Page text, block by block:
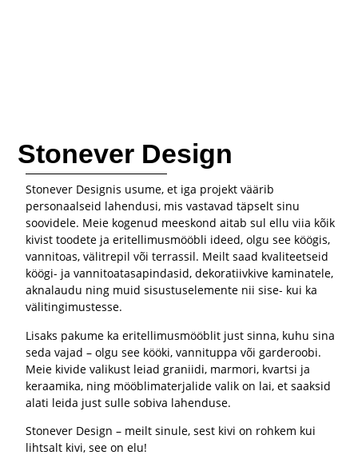
Stonever Design
Stonever Designis usume, et iga projekt väärib
personaalseid lahendusi, mis vastavad täpselt sinu
soovidele. Meie kogenud meeskond aitab sul ellu viia kõik
kivist toodete ja eritellimusmööbli ideed, olgu see köögis,
vannitoas, välitrepil või terrassil. Meilt saad kvaliteetseid
köögi- ja vannitoatasapindasid, dekoratiivkive kaminatele,
aknalaudu ning muid sisustuselemente nii sise- kui ka
välitingimustesse.
Lisaks pakume ka eritellimusmööblit just sinna, kuhu sina
seda vajad – olgu see kööki, vannituppa või garderoobi.
Meie kivide valikust leiad graniidi, marmori, kvartsi ja
keraamika, ning mööblimaterjalide valik on lai, et saaksid
alati leida just sulle sobiva lahenduse.
Stonever Design – meilt sinule, sest kivi on rohkem kui
lihtsalt kivi, see on elu!